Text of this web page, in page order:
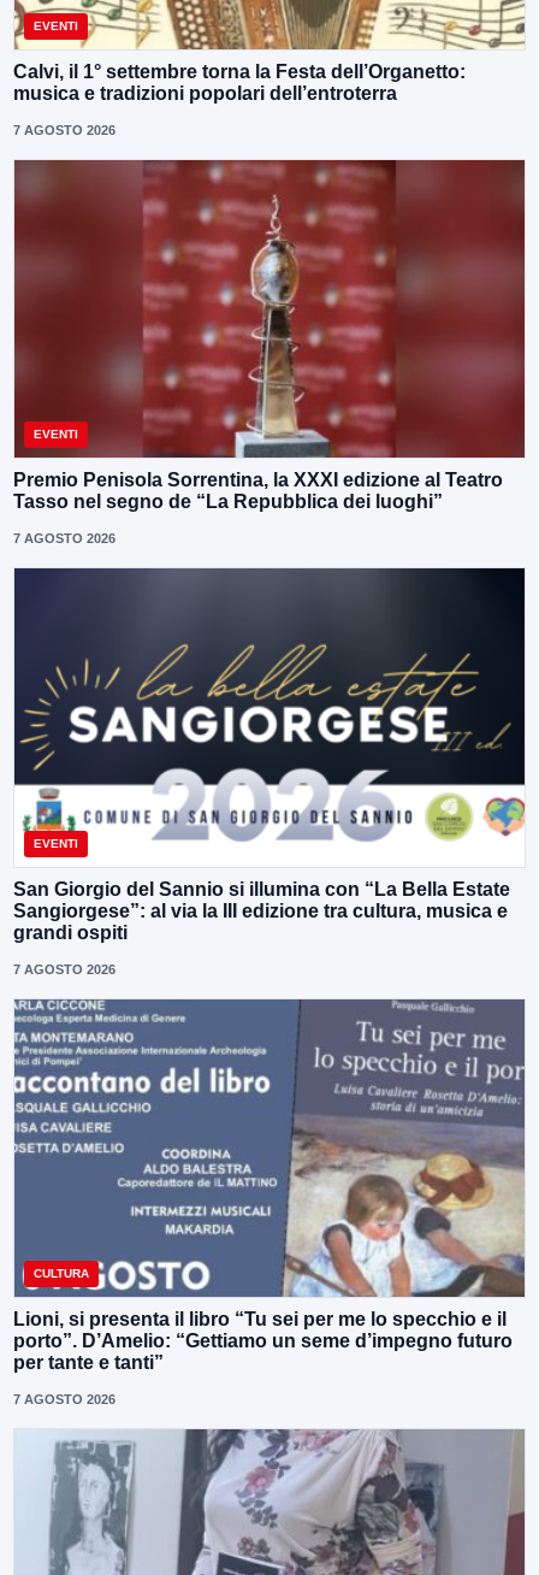
EVENTI
Calvi, il 1° settembre torna la Festa dell’Organetto:
musica e tradizioni popolari dell’entroterra
7 AGOSTO 2026
EVENTI
Premio Penisola Sorrentina, la XXXI edizione al Teatro
Tasso nel segno de “La Repubblica dei luoghi”
7 AGOSTO 2026
EVENTI
San Giorgio del Sannio si illumina con “La Bella Estate
Sangiorgese”: al via la III edizione tra cultura, musica e
grandi ospiti
7 AGOSTO 2026
CULTURA
Lioni, si presenta il libro “Tu sei per me lo specchio e il
porto”. D’Amelio: “Gettiamo un seme d’impegno futuro
per tante e tanti”
7 AGOSTO 2026